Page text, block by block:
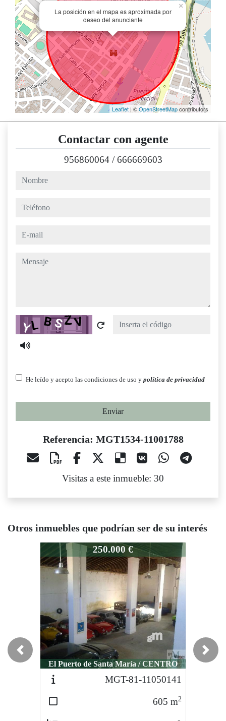
La posición en el mapa es aproximada por
deseo del anunciante
×
Leaflet | ©OpenStreetMapcontributors
Contactar con agente
956860064 /666669603
nombre
teléfono
e-mail
mensaje
Captcha
He leído y acepto las condiciones de uso y política de privacidad
Enviar
Referencia: MGT1534-11001788
Visitas a este inmueble: 30
Otros inmuebles que podrían ser de su interés
MGT1534-11001788
250.000 €
El Puerto de Santa María / CENTRO
MGT-81-11050141
605m2
MGT1534-11001788
120.000 €
El Puerto de Santa María / CENTRO
MGT-93-11010670
Previous Next